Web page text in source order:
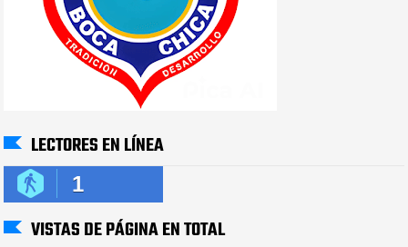
LECTORES EN LÍNEA
1
VISTAS DE PÁGINA EN TOTAL